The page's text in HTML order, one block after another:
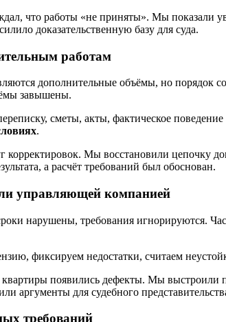
что работы «не приняты». Мы показали
доказательственную базу для суда.
работам
дополнительные объёмы, но порядок
завышены.
сметы, акты, фактическое
.
Мы восстановили цепочку
а расчёт требований был обоснован.
управляющей компанией
нарушены, требования игнорируются.
фиксируем недостатки, считаем
появились дефекты. Мы выстроили
аргументы для судебного
требований